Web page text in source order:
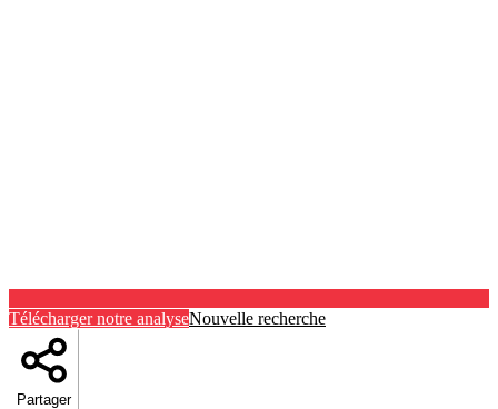
Télécharger notre analyseNouvelle recherche
Partager